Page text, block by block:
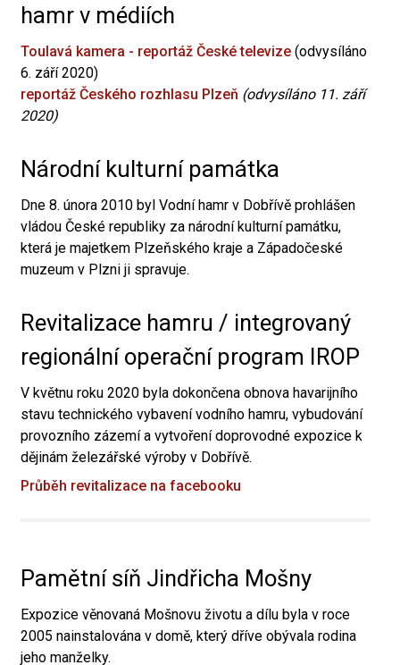
hamr v médiích
Toulavá kamera - reportáž České televize (odvysíláno
6. září 2020)
reportáž Českého rozhlasu Plzeň (odvysíláno 11. září
2020)
Národní kulturní památka
Dne 8. února 2010 byl Vodní hamr v Dobřívě prohlášen
vládou České republiky za národní kulturní památku,
která je majetkem Plzeňského kraje a Západočeské
muzeum v Plzni ji spravuje.
Revitalizace hamru / integrovaný
regionální operační program IROP
V květnu roku 2020 byla dokončena obnova havarijního
stavu technického vybavení vodního hamru, vybudování
provozního zázemí a vytvoření doprovodné expozice k
dějinám železářské výroby v Dobřívě.
Průběh revitalizace na facebooku
Pamětní síň Jindřicha Mošny
Expozice věnovaná Mošnovu životu a dílu byla v roce
2005 nainstalována v domě, který dříve obývala rodina
jeho manželky.